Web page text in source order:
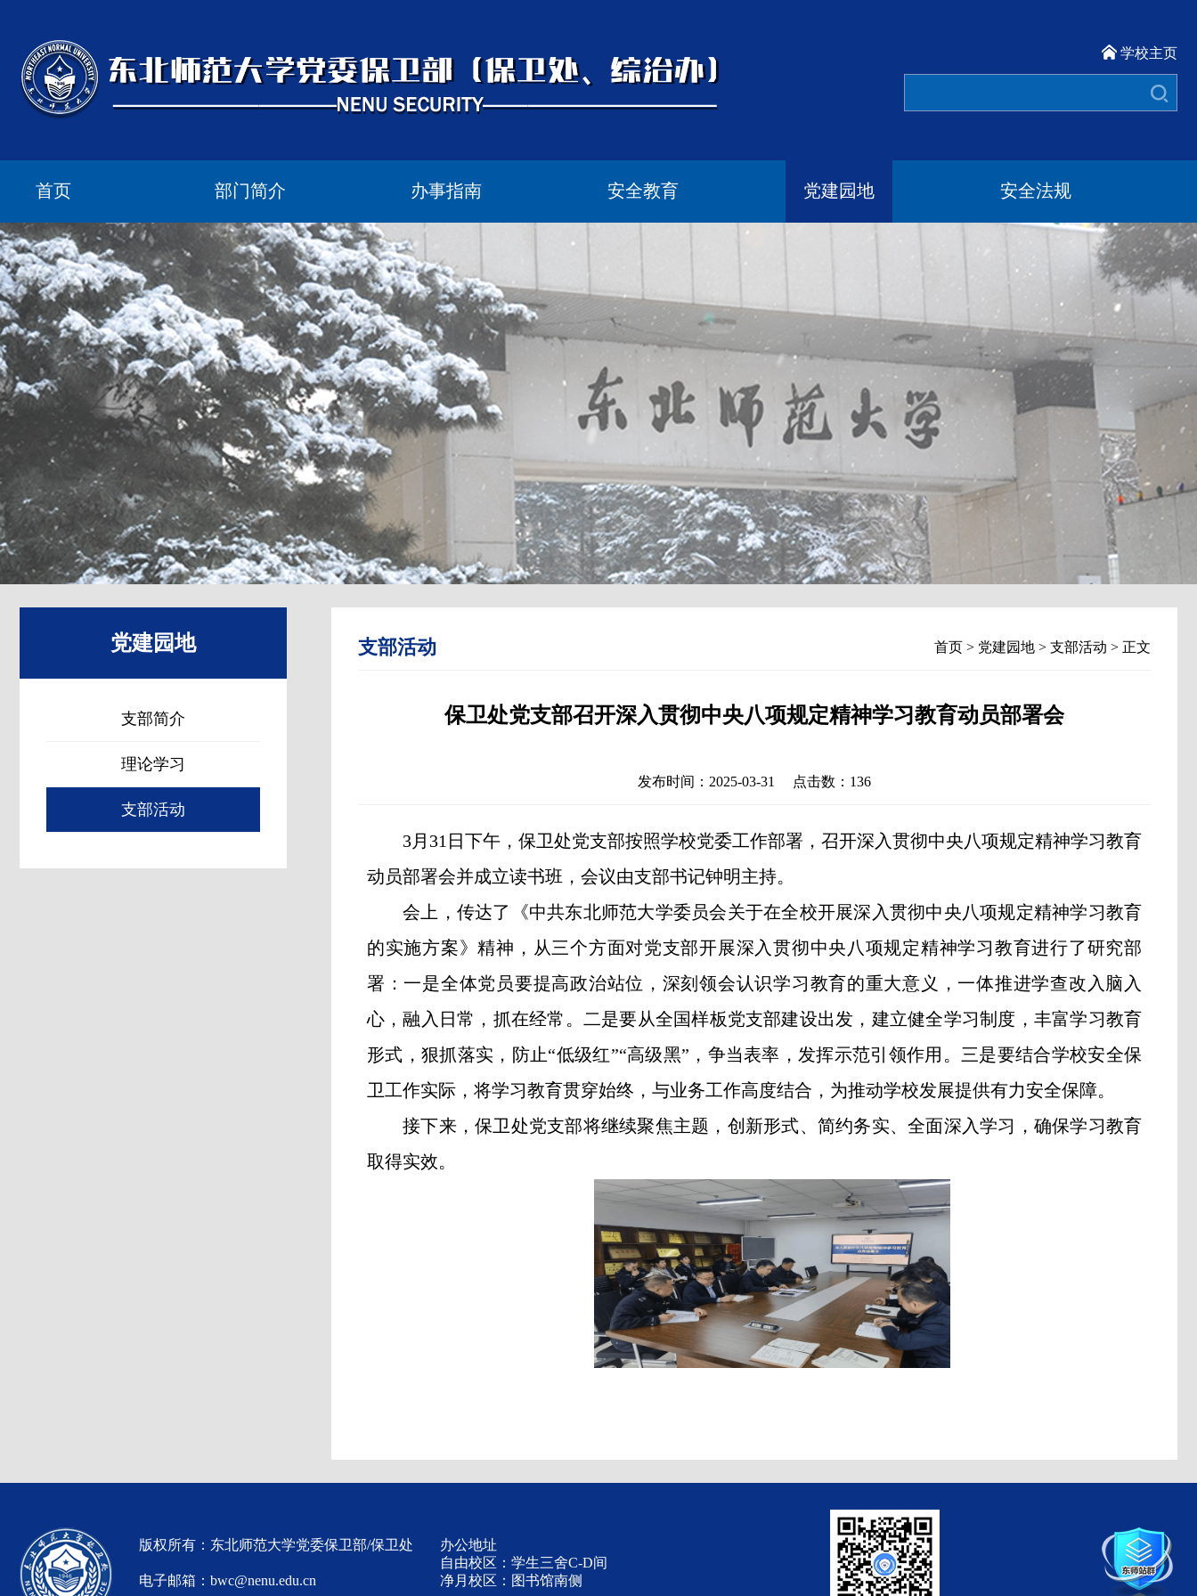
学校主页
首页 部门简介 办事指南 安全教育 党建园地 安全法规
党建园地
支部简介
理论学习
支部活动
支部活动 首页 > 党建园地 > 支部活动 > 正文
保卫处党支部召开深入贯彻中央八项规定精神学习教育动员部署会
发布时间：2025-03-31 点击数： 136
3月31日下午，保卫处党支部按照学校党委工作部署，召开深入贯彻中央八项规定精神学习教育
动员部署会并成立读书班，会议由支部书记钟明主持。
会上，传达了《中共东北师范大学委员会关于在全校开展深入贯彻中央八项规定精神学习教育
的实施方案》精神，从三个方面对党支部开展深入贯彻中央八项规定精神学习教育进行了研究部
署：一是全体党员要提高政治站位，深刻领会认识学习教育的重大意义，一体推进学查改入脑入
心，融入日常，抓在经常。二是要从全国样板党支部建设出发，建立健全学习制度，丰富学习教育
形式，狠抓落实，防止“低级红”“高级黑”，争当表率，发挥示范引领作用。三是要结合学校安全保
卫工作实际，将学习教育贯穿始终，与业务工作高度结合，为推动学校发展提供有力安全保障。
接下来，保卫处党支部将继续聚焦主题，创新形式、简约务实、全面深入学习， 确保学习教育
取得实效。
版权所有：东北师范大学党委保卫部/保卫处
电子邮箱：bwc@nenu.edu.cn
办公地址
自由校区：学生三舍C-D间
净月校区：图书馆南侧